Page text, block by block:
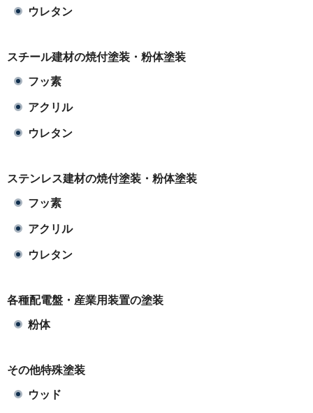
ウレタン
スチール建材の焼付塗装・粉体塗装
フッ素
アクリル
ウレタン
ステンレス建材の焼付塗装・粉体塗装
フッ素
アクリル
ウレタン
各種配電盤・産業用装置の塗装
粉体
その他特殊塗装
ウッド